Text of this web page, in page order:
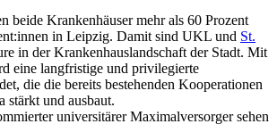
beide Krankenhäuser mehr als 60 Prozent
in Leipzig. Damit sind UKL und St.
in der Krankenhauslandschaft der Stadt. Mit
eine langfristige und privilegierte
die die bereits bestehenden Kooperationen
stärkt und ausbaut.
universitärer Maximalversorger sehen